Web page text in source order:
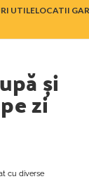
UTILELOCATII
și
zi
cu diverse